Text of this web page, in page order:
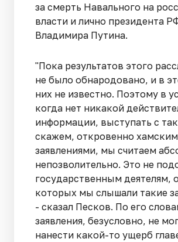
за смерть Навального на
власти и лично президента
Владимира Путина.
"Пока результатов этого
не было обнародовано, и в
них не известно. Поэтому в
когда нет никакой
информации, выступать с
скажем, откровенно
заявлениями, мы считаем
непозволительно. Это не
государственным деятелям,
которых мы слышали такие
- сказал Песков. По его
заявления, безусловно, не
нанести какой-то ущерб